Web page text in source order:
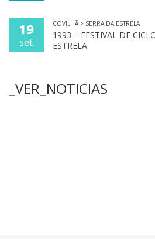
19
set
COVILHÃ > SERRA DA ESTRELA
1993 – FESTIVAL DE
ESTRELA
_VER_NOTICIAS